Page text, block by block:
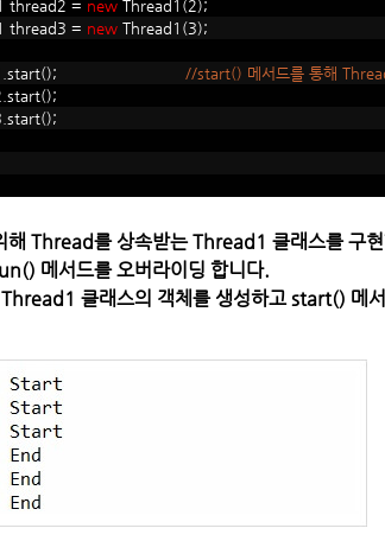
= newThread1(2);
= newThread1(3);
//start() 메서드를 통해
해 Thread를 상속받는 Thread1 클래스를 구
메서드를 오버라이딩 합니다.
클래스의 객체를 생성하고 start() 메